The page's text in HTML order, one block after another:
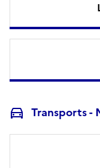
Transports -